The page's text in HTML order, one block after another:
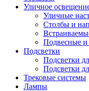
Уличное
Уличные
Столбы и
Подвесные
Подсветки
Подсветки
Подсветки
Трековые системы
Лампы